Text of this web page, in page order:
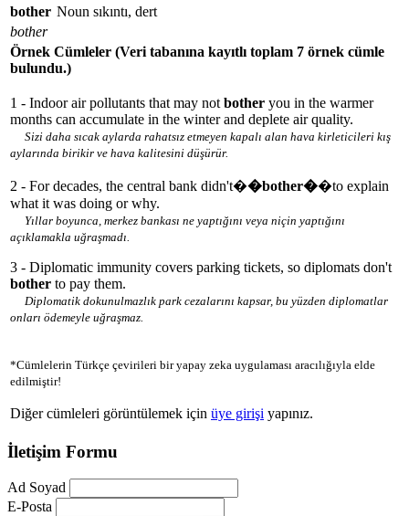
bother Noun sıkıntı, dert
bother
Örnek Cümleler (Veri tabanına kayıtlı toplam 7 örnek cümle
bulundu.)
1 - Indoor air pollutants that may not bother you in the warmer
months can accumulate in the winter and deplete air quality.
Sizi daha sıcak aylarda rahatsız etmeyen kapalı alan hava kirleticileri kış
aylarında birikir ve hava kalitesini düşürür.
2 - For decades, the central bank didn't��bother��to explain
what it was doing or why.
Yıllar boyunca, merkez bankası ne yaptığını veya niçin yaptığını
açıklamakla uğraşmadı.
3 - Diplomatic immunity covers parking tickets, so diplomats don't
bother to pay them.
Diplomatik dokunulmazlık park cezalarını kapsar, bu yüzden diplomatlar
onları ödemeyle uğraşmaz.
*Cümlelerin Türkçe çevirileri bir yapay zeka uygulaması aracılığıyla elde
edilmiştir!
Diğer cümleleri görüntülemek için üye girişi yapınız.
İletişim Formu
Ad Soyad
E-Posta